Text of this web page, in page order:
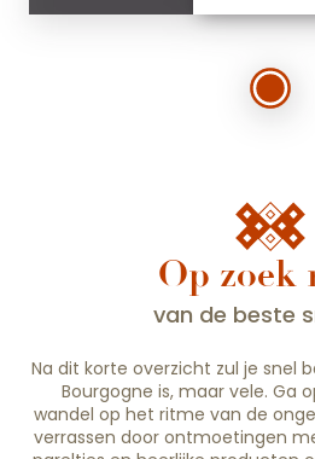
Op zoek
van de beste
Na dit korte overzicht zul je snel
Bourgogne is, maar vele. Ga
wandel op het ritme van de
verrassen door ontmoetingen